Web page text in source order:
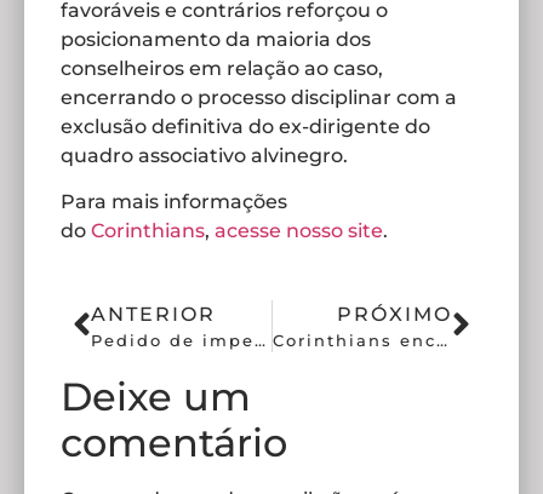
favoráveis e contrários reforçou o
posicionamento da maioria dos
conselheiros em relação ao caso,
encerrando o processo disciplinar com a
exclusão definitiva do ex-dirigente do
quadro associativo alvinegro.
Para mais informações
do Corinthians, acesse nosso site.
ANTERIOR
Pedido de impeachment contra Osmar Stabile avança no Corinthians
PRÓXIMO
Corinthians encaminha patrocínio para futebol feminino, futsal e basquete
Deixe um
comentário